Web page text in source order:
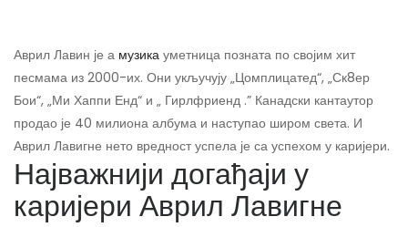
Аврил Лавин је а музика уметница позната по својим хит
песмама из 2000-их. Они укључују „Цомплицатед“, „Ск8ер
Бои“, „Ми Хаппи Енд“ и „ Гирлфриенд .” Канадски кантаутор
продао је 40 милиона албума и наступао широм света. И
Аврил Лавигне нето вредност успела је са успехом у каријери.
Најважнији догађаји у
каријери Аврил Лавигне